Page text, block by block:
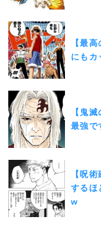
【最
にもカ
【鬼
最強で
【呪
するほ
w